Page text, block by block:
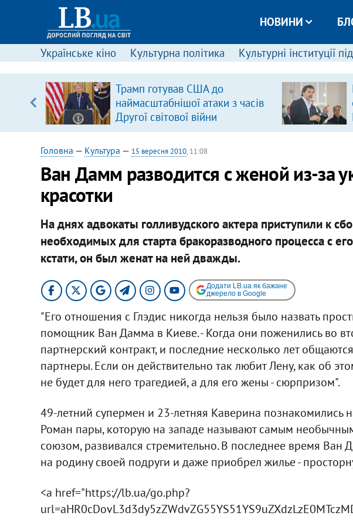
НОВИНИ
Українське кіно Культурна політика Культурні інституції
Трамп готував США до
наймасштабнішої атаки з часів
Другої світової війни
Головна — Культура — 15 вересня 2010, 11:08
Ван Дамм разводится с женой из-за
красотки
На днях адвокаты голливудского актера приступили к
необходимых для старта бракоразводного процесса с
кстати, он был женат на ней дважды.
Додати LB.ua як бажане
джерело в Google
"Его отношения с Глэдис никогда нельзя было назвать
помощник Ван Дамма в Киеве. - Когда они поженились во
партнерский контракт, и последние несколько лет
партнеры. Если он действительно так любит Лену, как об
не будет для него трагедией, а для его жены - сюрпризом".
49-летний супермен и 23-летняя Каверина познакомились
Роман пары, которую на западе называют самым
союзом, развивался стремительно. В последнее время Ван
на родину своей подруги и даже приобрел жилье -
<a href="https://lb.ua/go.php?